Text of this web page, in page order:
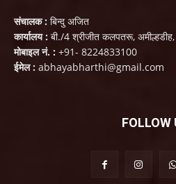
संचालक : बिन्दु अजित
कार्यालय : बी./4 श्रीजीत कलपतरू, अमील्हडीह,
मोबाइल नं. : +91- 8224833100
ईमेल : abhayabharthi@gmail.com
FOLLOW